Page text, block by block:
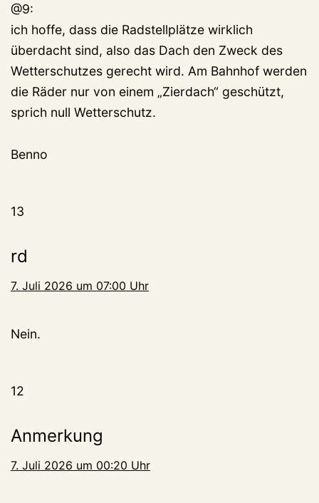
@9:
ich hoffe, dass die Radstellplätze wirklich
überdacht sind, also das Dach den Zweck des
Wetterschutzes gerecht wird. Am Bahnhof werden
die Räder nur von einem „Zierdach“ geschützt,
sprich null Wetterschutz.
Benno
13
rd
7. Juli 2026 um 07:00 Uhr
Nein.
12
Anmerkung
7. Juli 2026 um 00:20 Uhr